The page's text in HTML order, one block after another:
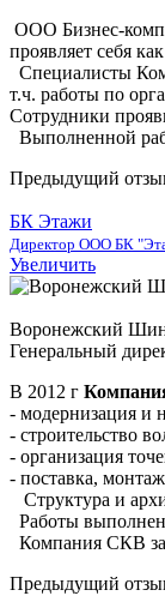
ООО Бизнес-
проявляет себя
Специалисты
т.ч. работы по
Сотрудники
Выполненной
Предыдущий
БК Этажи
Директор ООО БК
Увеличить
Воронежский
Генеральный
В 2012 г
- модернизация и
- строительство
- организация
- поставка,
Структура и
Работы
Компания СКВ
Предыдущий